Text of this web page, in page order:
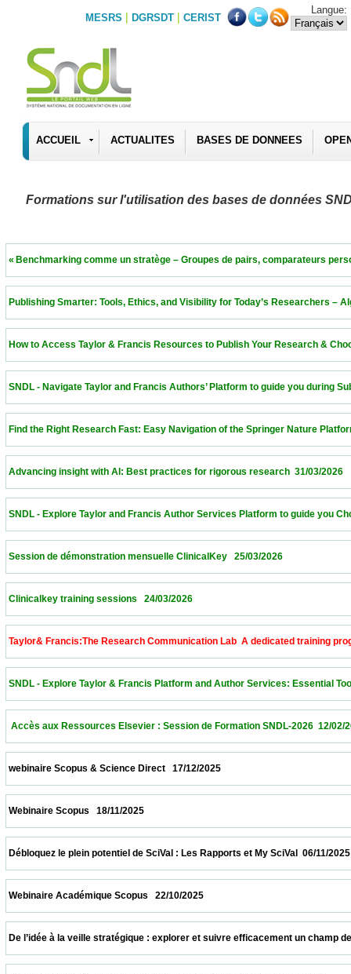
MESRS | DGRSDT | CERIST
Langue:
ACCUEIL ACTUALITES BASES DE DONNEES
Formations sur l'utilisation des bases de données
« Benchmarking comme un stratège – Groupes de pairs,
Publishing Smarter: Tools, Ethics, and Visibility for Today’s
How to Access Taylor & Francis Resources to Publish Your
SNDL - Navigate Taylor and Francis Authors’ Platform to guide you
Find the Right Research Fast: Easy Navigation of the Springer
Advancing insight with AI: Best practices for rigorous research
SNDL - Explore Taylor and Francis Author Services Platform to
Session de démonstration mensuelle ClinicalKey   25/03/2026
Clinicalkey training sessions   24/03/2026
Taylor& Francis:The Research Communication Lab  A dedicated
SNDL - Explore Taylor & Francis Platform and Author Services:
Accès aux Ressources Elsevier : Session de Formation SNDL-
webinaire Scopus & Science Direct   17/12/2025
Webinaire Scopus   18/11/2025
Débloquez le plein potentiel de SciVal : Les Rapports et My
Webinaire Académique Scopus   22/10/2025
De l’idée à la veille stratégique : explorer et suivre efficacement